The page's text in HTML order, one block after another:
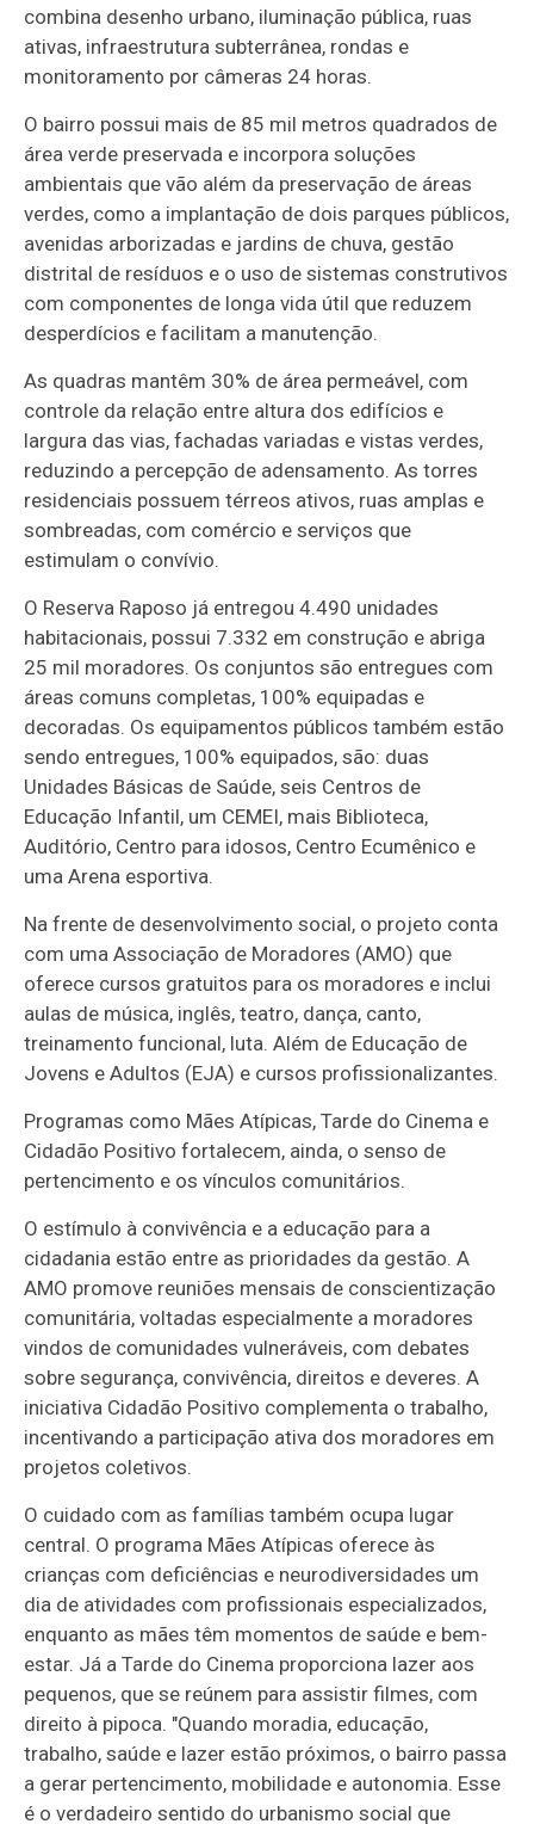
combina desenho urbano, iluminação pública, ruas
ativas, infraestrutura subterrânea, rondas e
monitoramento por câmeras 24 horas.
O bairro possui mais de 85 mil metros quadrados de
área verde preservada e incorpora soluções
ambientais que vão além da preservação de áreas
verdes, como a implantação de dois parques públicos,
avenidas arborizadas e jardins de chuva, gestão
distrital de resíduos e o uso de sistemas construtivos
com componentes de longa vida útil que reduzem
desperdícios e facilitam a manutenção.
As quadras mantêm 30% de área permeável, com
controle da relação entre altura dos edifícios e
largura das vias, fachadas variadas e vistas verdes,
reduzindo a percepção de adensamento. As torres
residenciais possuem térreos ativos, ruas amplas e
sombreadas, com comércio e serviços que
estimulam o convívio.
O Reserva Raposo já entregou 4.490 unidades
habitacionais, possui 7.332 em construção e abriga
25 mil moradores. Os conjuntos são entregues com
áreas comuns completas, 100% equipadas e
decoradas. Os equipamentos públicos também estão
sendo entregues, 100% equipados, são: duas
Unidades Básicas de Saúde, seis Centros de
Educação Infantil, um CEMEI, mais Biblioteca,
Auditório, Centro para idosos, Centro Ecumênico e
uma Arena esportiva.
Na frente de desenvolvimento social, o projeto conta
com uma Associação de Moradores (AMO) que
oferece cursos gratuitos para os moradores e inclui
aulas de música, inglês, teatro, dança, canto,
treinamento funcional, luta. Além de Educação de
Jovens e Adultos (EJA) e cursos profissionalizantes.
Programas como Mães Atípicas, Tarde do Cinema e
Cidadão Positivo fortalecem, ainda, o senso de
pertencimento e os vínculos comunitários.
O estímulo à convivência e a educação para a
cidadania estão entre as prioridades da gestão. A
AMO promove reuniões mensais de conscientização
comunitária, voltadas especialmente a moradores
vindos de comunidades vulneráveis, com debates
sobre segurança, convivência, direitos e deveres. A
iniciativa Cidadão Positivo complementa o trabalho,
incentivando a participação ativa dos moradores em
projetos coletivos.
O cuidado com as famílias também ocupa lugar
central. O programa Mães Atípicas oferece às
crianças com deficiências e neurodiversidades um
dia de atividades com profissionais especializados,
enquanto as mães têm momentos de saúde e bem-
estar. Já a Tarde do Cinema proporciona lazer aos
pequenos, que se reúnem para assistir filmes, com
direito à pipoca. "Quando moradia, educação,
trabalho, saúde e lazer estão próximos, o bairro passa
a gerar pertencimento, mobilidade e autonomia. Esse
é o verdadeiro sentido do urbanismo social que